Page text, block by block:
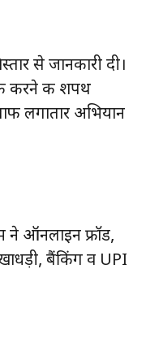
से जानकारी दी।
करने की शपथ
लगातार अभियान
ने ऑनलाइन फ्रॉड,
बैंकिंग व UPI